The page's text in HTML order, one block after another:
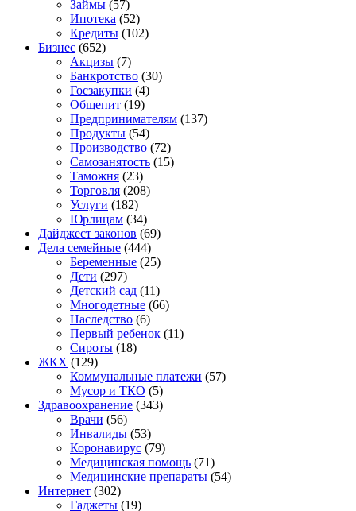
Займы (57)
Ипотека (52)
Кредиты (102)
Бизнес (652)
Акцизы (7)
Банкротство (30)
Госзакупки (4)
Общепит (19)
Предпринимателям (137)
Продукты (54)
Производство (72)
Самозанятость (15)
Таможня (23)
Торговля (208)
Услуги (182)
Юрлицам (34)
Дайджест законов (69)
Дела семейные (444)
Беременные (25)
Дети (297)
Детский сад (11)
Многодетные (66)
Наследство (6)
Первый ребенок (11)
Сироты (18)
ЖКХ (129)
Коммунальные платежи (57)
Мусор и ТКО (5)
Здравоохранение (343)
Врачи (56)
Инвалиды (53)
Коронавирус (79)
Медицинская помощь (71)
Медицинские препараты (54)
Интернет (302)
Гаджеты (19)